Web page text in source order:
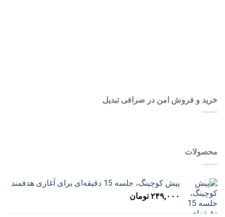
خرید و فروش امن در صرافی تبدیل
محصولات
پیش کوچینگ، جلسه 15 دقیقه‌ای برای آغازی هدفمند
۲۴۹,۰۰۰ تومان